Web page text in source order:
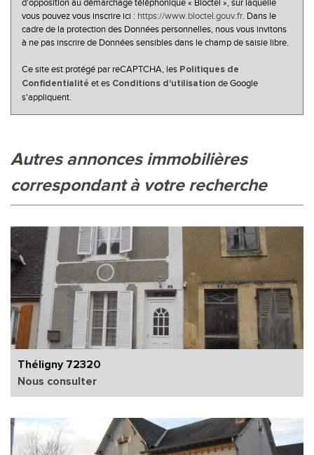
d'opposition au démarchage téléphonique « Bloctel », sur laquelle
vous pouvez vous inscrire ici : https://www.bloctel.gouv.fr . Dans le
cadre de la protection des Données personnelles, nous vous invitons
à ne pas inscrire de Données sensibles dans le champ de saisie libre.
Ce site est protégé par reCAPTCHA, les Politiques de
Confidentialité et es Conditions d'utilisation de Google
s'appliquent.
autres annonces immobilières
correspondant à votre recherche
Théligny 72320
Nous consulter